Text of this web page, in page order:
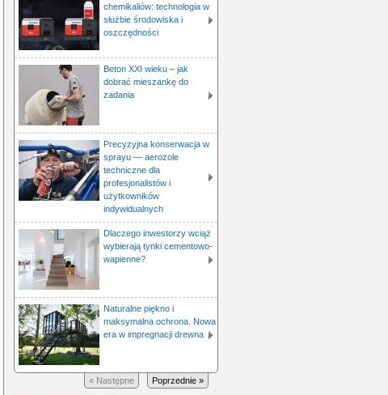
chemikaliów: technologia w
służbie środowiska i
oszczędności
Beton XXI wieku – jak
dobrać mieszankę do
zadania
Precyzyjna konserwacja w
sprayu — aerozole
techniczne dla
profesjonalistów i
użytkowników
indywidualnych
Dlaczego inwestorzy wciąż
wybierają tynki cementowo-
wapienne?
Naturalne piękno i
maksymalna ochrona. Nowa
era w impregnacji drewna
Poprzednie »
« Następne